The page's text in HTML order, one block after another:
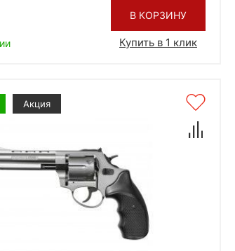
В КОРЗИНУ
Купить в 1 клик
Акция